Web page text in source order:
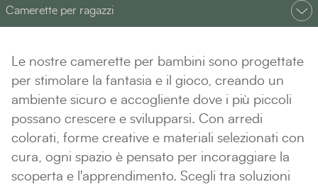
Camerette per ragazzi
Le nostre camerette per bambini sono progettate
per stimolare la fantasia e il gioco, creando un
ambiente sicuro e accogliente dove i più piccoli
possano crescere e svilupparsi. Con arredi
colorati, forme creative e materiali selezionati con
cura, ogni spazio è pensato per incoraggiare la
scoperta e l'apprendimento. Scegli tra soluzioni